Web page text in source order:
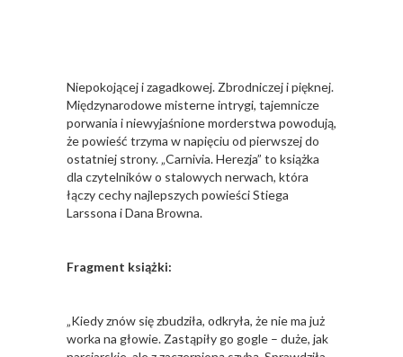
Niepokojącej i zagadkowej. Zbrodniczej i pięknej.
Międzynarodowe misterne intrygi, tajemnicze
porwania i niewyjaśnione morderstwa powodują,
że powieść trzyma w napięciu od pierwszej do
ostatniej strony. „Carnivia. Herezja” to książka
dla czytelników o stalowych nerwach, która
łączy cechy najlepszych powieści Stiega
Larssona i Dana Browna.
Fragment książki:
„Kiedy znów się zbudziła, odkryła, że nie ma już
worka na głowie. Zastąpiły go gogle – duże, jak